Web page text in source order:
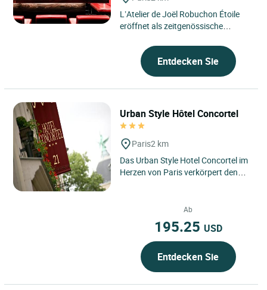
L’Atelier de Joël Robuchon Étoile
eröffnet als zeitgenössische
Arrondissements von Paris,...
Entdecken Sie
Urban Style Hôtel Concortel
Paris2 km
Das Urban Style Hotel Concortel im
Herzen von Paris verkörpert den
Ab
195.25 USD
Entdecken Sie